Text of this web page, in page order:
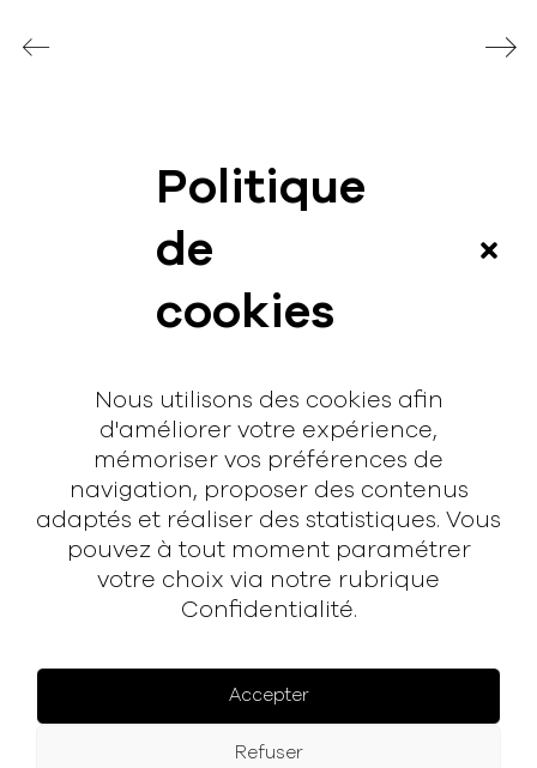
Politique
de
cookies
Nous utilisons des cookies afin
d'améliorer votre expérience,
mémoriser vos préférences de
navigation, proposer des contenus
adaptés et réaliser des statistiques. Vous
pouvez à tout moment paramétrer
votre choix via notre rubrique
Confidentialité.
Accepter
Refuser
Interview
Contact
hello@rodmusic.fr
SubmitHub
Groover
À propos
Mentions légales